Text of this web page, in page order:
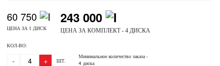
60 750
ЦЕНА ЗА 1 ДИСК
243 000
ЦЕНА ЗА КОМПЛЕКТ - 4 ДИСКА
КОЛ-ВО:
- + ШТ.
Минимальное количество заказа-
4 диска